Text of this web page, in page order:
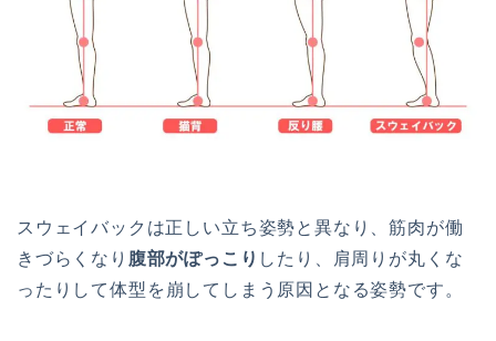
ス ウ ェ イバック は正 し い立ち姿勢と 異な り 、筋肉が働
きづらくなり 腹部がぽっこり し た り 肩 周 り が丸 く な
っ た り し て体型 を 崩 し て し ま う 原因 と な る姿勢です 。